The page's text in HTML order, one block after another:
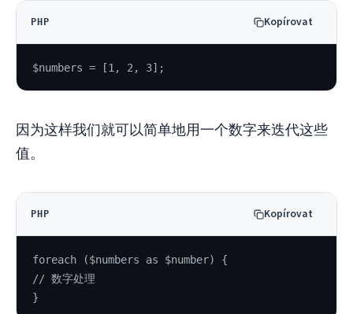
PHP Kopírovat
$numbers = [1, 2, 3];
因为这样我们就可以简单地用一个数字来迭代这些
值。
PHP Kopírovat
foreach ($numbers as $number) {
// 数字处理
}